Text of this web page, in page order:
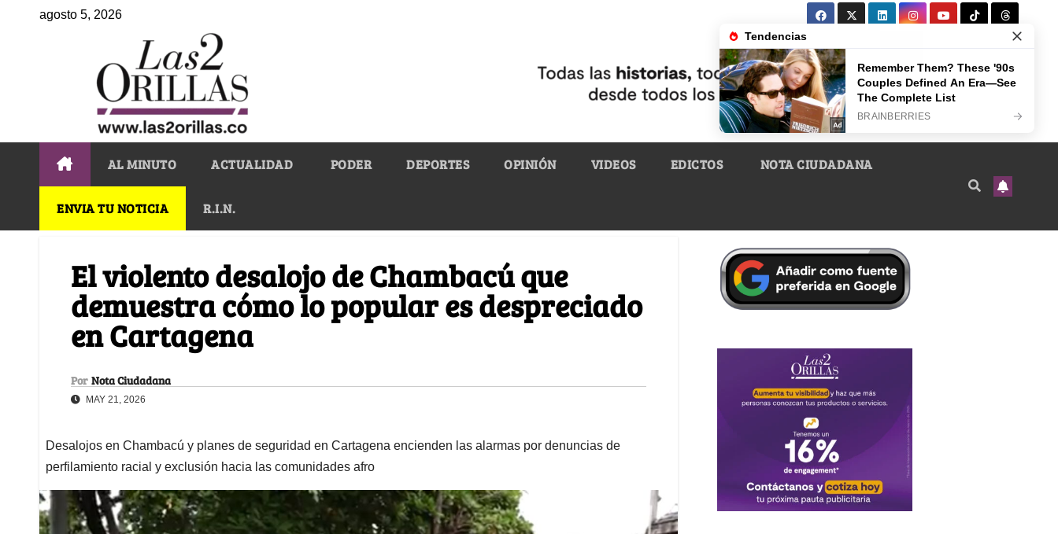
agosto 5, 2026
AL MINUTO ACTUALIDAD PODER DEPORTES OPINIÓN VIDEOS EDICTOS NOTA CIUDADANA
ENVIA TU NOTICIA R.I.N.
El violento desalojo de Chambacú que
demuestra cómo lo popular es despreciado
en Cartagena
Por Nota Ciudadana
MAY 21, 2026
Desalojos en Chambacú y planes de seguridad en Cartagena encienden las alarmas por denuncias de
perfilamiento racial y exclusión hacia las comunidades afro